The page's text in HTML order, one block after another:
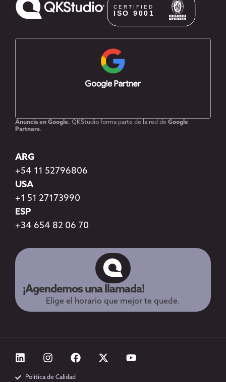
Anuncia en Google. QKStudio forma parte de la red de Google
Partners.
ARG
+54 11 52796806
USA
+1 51 27173990
ESP
+34 654 82 06 70
¡Agendemos una llamada!
Elige el horario que mejor te quede.
Política de Calidad